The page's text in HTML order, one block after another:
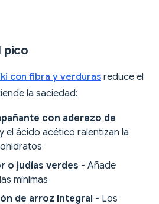
pico
con fibra y verduras reduce el
la saciedad:
con aderezo de
el ácido acético ralentizan la
o judías verdes - Añade
mínimas
de arroz integral - Los